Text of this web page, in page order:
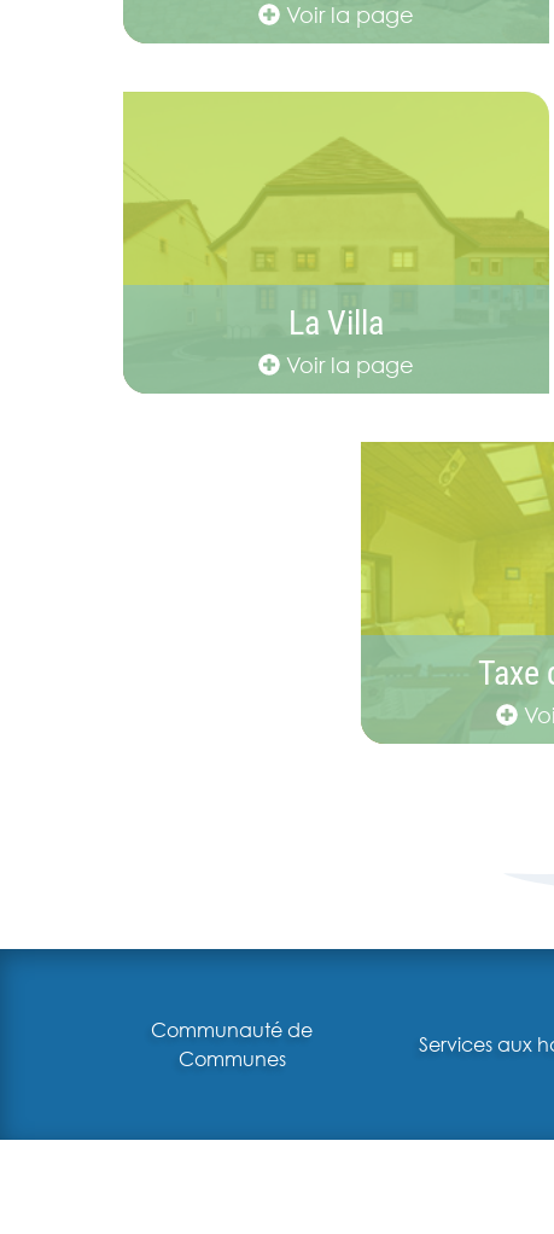
Voir la page
La Villa
Voir la page
Taxe
Communauté de
Communes
Services aux